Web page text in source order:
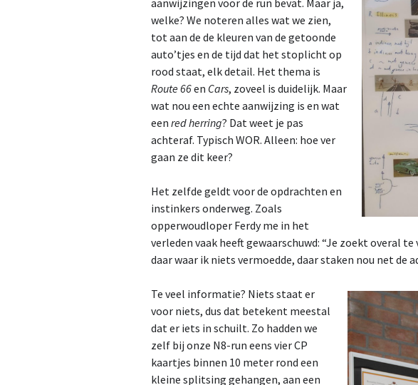
aanwijzingen voor de run bevat. Maar ja,
welke? We noteren alles wat we zien,
tot aan de de kleuren van de getoonde
auto’tjes en de tijd dat het stoplicht op
rood staat, elk detail. Het thema is
Route 66en Cars, zoveel is duidelijk. Maar
wat nou een echte aanwijzing is en wat
een red herring? Dat weet je pas
achteraf. Typisch WOR. Alleen: hoe ver
gaan ze dit keer?
Het zelfde geldt voor de opdrachten en
instinkers onderweg. Zoals
opperwoudloper Ferdy me in het
verleden vaak heeft gewaarschuwd: “Je zoekt overal
daar waar ik niets vermoedde, daar staken nou net de
Te veel informatie? Niets staat er
voor niets, dus dat betekent meestal
dat er iets in schuilt. Zo hadden we
zelf bij onze N8-run eens vier CP
kaartjes binnen 10 meter rond een
kleine splitsing gehangen, aan een